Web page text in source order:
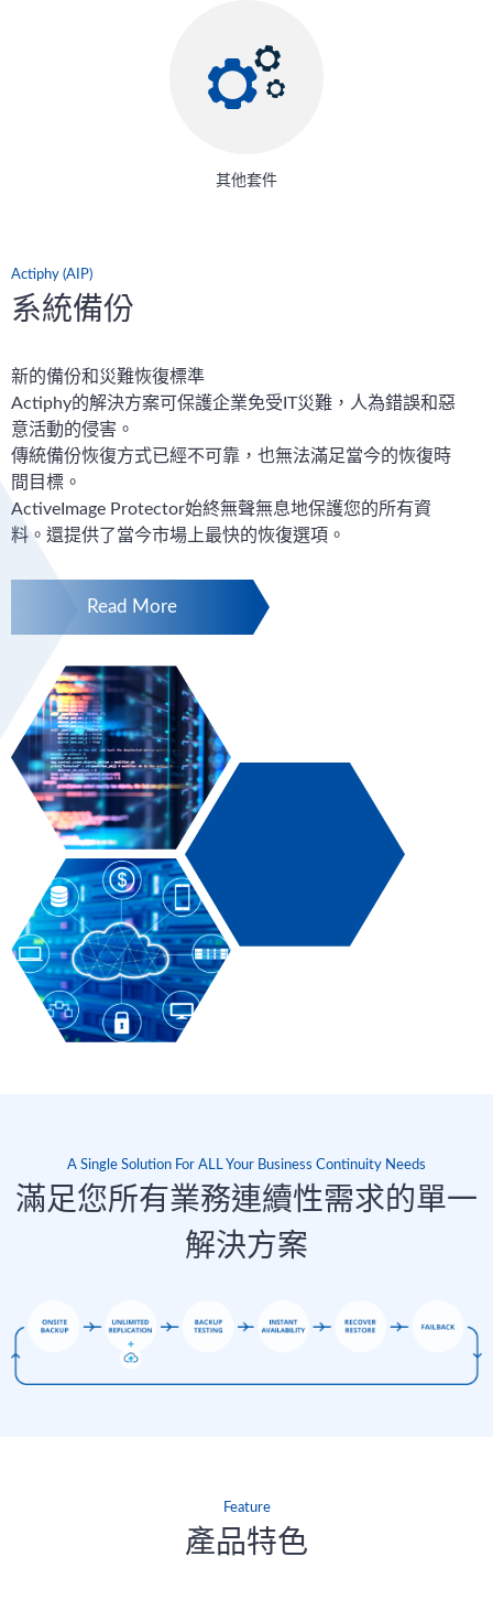
其他套件
Actiphy (AIP)
系統備份
新的備份和災難恢復標準
Actiphy的解決方案可保護企業免受IT災難，人為錯誤和惡
意活動的侵害。
傳統備份恢復方式已經不可靠，也無法滿足當今的恢復時
間目標。
ActiveImage Protector始終無聲無息地保護您的所有資
料。還提供了當今市場上最快的恢復選項。
Read More
A Single Solution For ALL Your Business Continuity Needs
滿足您所有業務連續性需求的單一
解決方案
Feature
產品特色